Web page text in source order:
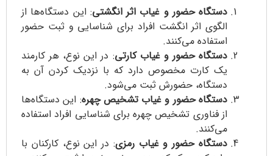
دستگاه حضور و غیاب اثر انگشتی: این دستگاه‌ها از
الگوی اثر انگشت افراد برای شناسایی و ثبت حضور
استفاده می‌کنند.
دستگاه حضور و غیاب کارتی: در این نوع، هر کارمند
یک کارت مخصوص دارد که با نزدیک کردن آن به
دستگاه، حضورش ثبت می‌شود.
دستگاه حضور و غیاب تشخیص چهره: این دستگاه‌ها
از فناوری تشخیص چهره برای شناسایی افراد استفاده
می‌کنند.
دستگاه حضور و غیاب رمزی: در این نوع، کارکنان با